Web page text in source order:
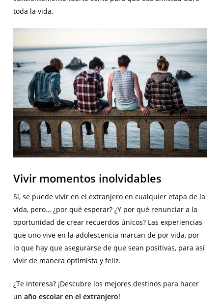
toda la vida.
Vivir momentos inolvidables
Sí, se puede vivir en el extranjero en cualquier etapa de la
vida, pero… ¿por qué esperar? ¿Y por qué renunciar a la
oportunidad de crear recuerdos únicos? Las experiencias
que uno vive en la adolescencia marcan de por vida, por
lo que hay que asegurarse de que sean positivas, para así
vivir de manera optimista y feliz.
¿Te interesa? ¡Descubre los mejores destinos para hacer
un año escolar en el extranjero!